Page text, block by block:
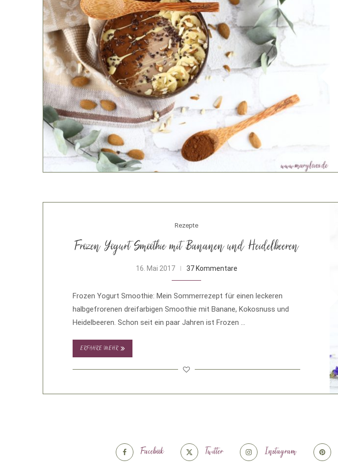
Rezepte
Frozen Yogurt Smoothie mit Bananen und Heidelbeeren
16. Mai 2017 37 Kommentare
Frozen Yogurt Smoothie: Mein Sommerrezept für einen leckeren
halbgefrorenen dreifarbigen Smoothie mit Banane, Kokosnuss und
Heidelbeeren. Schon seit ein paar Jahren ist Frozen …
ERFAHRE MEHR
Facebook Twitter Instagram